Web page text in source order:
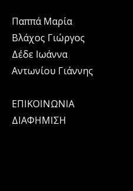
Παππά Μαρία
Βλάχος Γιώργος
Δέδε Ιωάννα
Αντωνίου Γιάννης
ΕΠΙΚΟΙΝΩΝΙΑ
ΔΙΑΦΗΜΙΣΗ